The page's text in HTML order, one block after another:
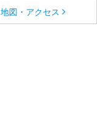
地図・アクセス